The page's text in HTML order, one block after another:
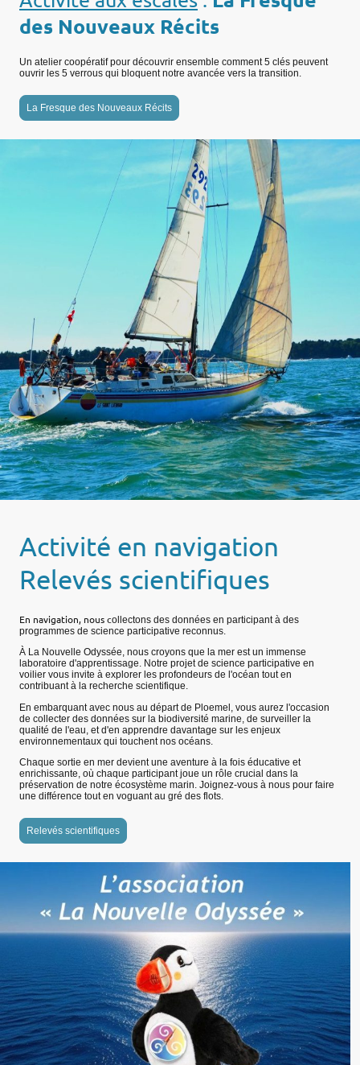
des Nouveaux Récits
Un atelier coopératif pour découvrir ensemble comment 5 clés peuvent
ouvrir les 5 verrous qui bloquent notre avancée vers la transition.
La Fresque des Nouveaux Récits
Activité en navigation
Relevés scientifiques
En navigation, nous collectons des données en participant à des
programmes de science participative reconnus.
À La Nouvelle Odyssée, nous croyons que la mer est un immense
laboratoire d'apprentissage. Notre projet de science participative en
voilier vous invite à explorer les profondeurs de l'océan tout en
contribuant à la recherche scientifique.
En embarquant avec nous au départ de Ploemel, vous aurez l'occasion
de collecter des données sur la biodiversité marine, de surveiller la
qualité de l'eau, et d'en apprendre davantage sur les enjeux
environnementaux qui touchent nos océans.
Chaque sortie en mer devient une aventure à la fois éducative et
enrichissante, où chaque participant joue un rôle crucial dans la
préservation de notre écosystème marin. Joignez-vous à nous pour faire
une différence tout en voguant au gré des flots.
Relevés scientifiques